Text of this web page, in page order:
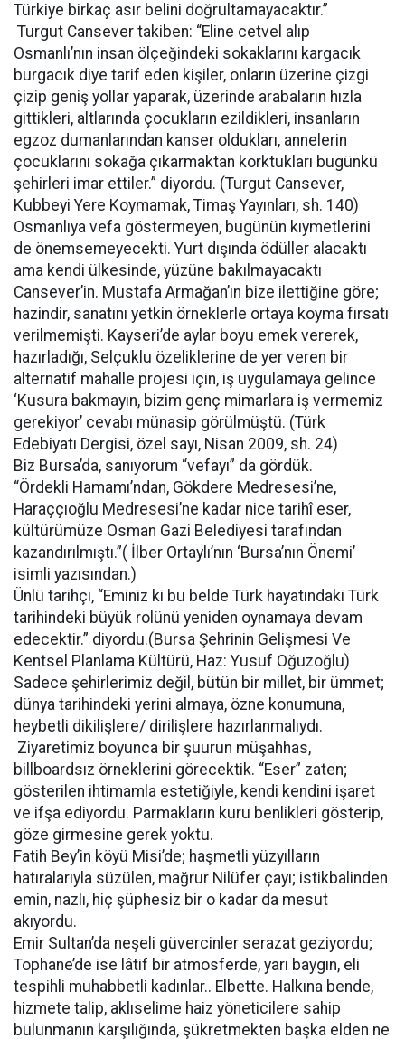
Türkiye birkaç asır belini doğrultamayacaktır.”
Turgut Cansever takiben: “Eline cetvel alıp
Osmanlı’nın insan ölçeğindeki sokaklarını kargacık
burgacık diye tarif eden kişiler, onların üzerine çizgi
çizip geniş yollar yaparak, üzerinde arabaların hızla
gittikleri, altlarında çocukların ezildikleri, insanların
egzoz dumanlarından kanser oldukları, annelerin
çocuklarını sokağa çıkarmaktan korktukları bugünkü
şehirleri imar ettiler.” diyordu. (Turgut Cansever,
Kubbeyi Yere Koymamak, Timaş Yayınları, sh. 140)
Osmanlıya vefa göstermeyen, bugünün kıymetlerini
de önemsemeyecekti. Yurt dışında ödüller alacaktı
ama kendi ülkesinde, yüzüne bakılmayacaktı
Cansever’in. Mustafa Armağan’ın bize ilettiğine göre;
hazindir, sanatını yetkin örneklerle ortaya koyma fırsatı
verilmemişti. Kayseri’de aylar boyu emek vererek,
hazırladığı, Selçuklu özeliklerine de yer veren bir
alternatif mahalle projesi için, iş uygulamaya gelince
‘Kusura bakmayın, bizim genç mimarlara iş vermemiz
gerekiyor’ cevabı münasip görülmüştü. (Türk
Edebiyatı Dergisi, özel sayı, Nisan 2009, sh. 24)
Biz Bursa’da, sanıyorum “vefayı” da gördük.
“Ördekli Hamamı’ndan, Gökdere Medresesi’ne,
Haraççıoğlu Medresesi’ne kadar nice tarihî eser,
kültürümüze Osman Gazi Belediyesi tarafından
kazandırılmıştı.”( İlber Ortaylı’nın ‘Bursa’nın Önemi’
isimli yazısından.)
Ünlü tarihçi, “Eminiz ki bu belde Türk hayatındaki Türk
tarihindeki büyük rolünü yeniden oynamaya devam
edecektir.” diyordu.(Bursa Şehrinin Gelişmesi Ve
Kentsel Planlama Kültürü, Haz: Yusuf Oğuzoğlu)
Sadece şehirlerimiz değil, bütün bir millet, bir ümmet;
dünya tarihindeki yerini almaya, özne konumuna,
heybetli dikilişlere/ dirilişlere hazırlanmalıydı.
Ziyaretimiz boyunca bir şuurun müşahhas,
billboardsız örneklerini görecektik. “Eser” zaten;
gösterilen ihtimamla estetiğiyle, kendi kendini işaret
ve ifşa ediyordu. Parmakların kuru benlikleri gösterip,
göze girmesine gerek yoktu.
Fatih Bey’in köyü Misi’de; haşmetli yüzyılların
hatıralarıyla süzülen, mağrur Nilüfer çayı; istikbalinden
emin, nazlı, hiç şüphesiz bir o kadar da mesut
akıyordu.
Emir Sultan’da neşeli güvercinler serazat geziyordu;
Tophane’de ise lâtif bir atmosferde, yarı baygın, eli
tespihli muhabbetli kadınlar.. Elbette. Halkına bende,
hizmete talip, aklıselime haiz yöneticilere sahip
bulunmanın karşılığında, şükretmekten başka elden ne